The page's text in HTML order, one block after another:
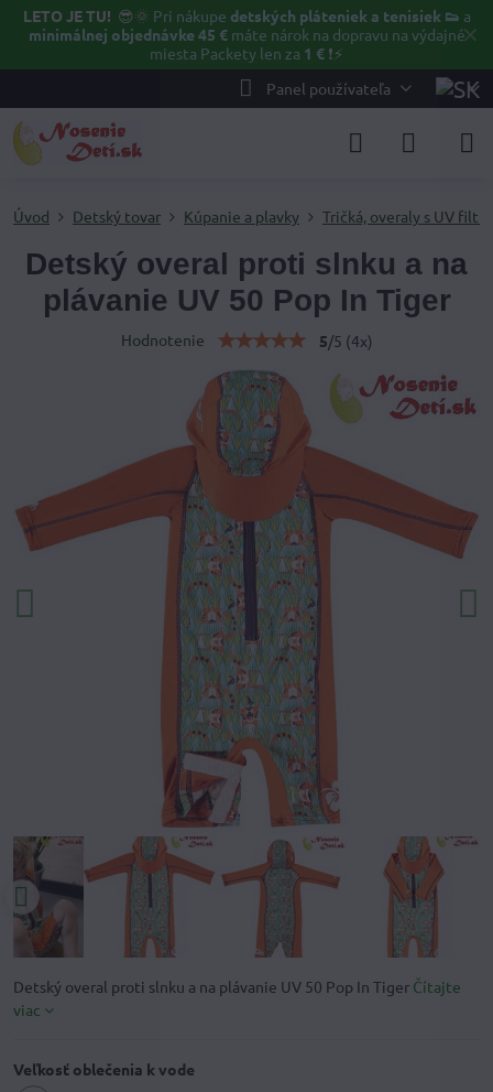
✕
LETO JE TU! 😎🌞 Pri nákupe detských pláteniek a tenisiek 👟 a
minimálnej objednávke 45 €máte nárok na dopravu na výdajné
miesta Packety len za 1 € ❗⚡️
Panel používateľa
Úvod Detský tovar Kúpanie a plavky Tričká, overaly s UV
Detský overal proti slnku a na
plávanie UV 50 Pop In Tiger
Hodnotenie 5/5 (4x)
Detský overal proti slnku a na plávanie UV 50 Pop In Tiger Čítajte
viac
Veľkosť oblečenia k vode